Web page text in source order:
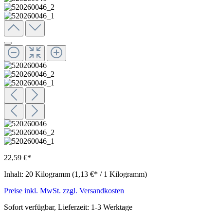
22,59 €*
Inhalt: 20 Kilogramm (1,13 €* / 1 Kilogramm)
Preise inkl. MwSt. zzgl. Versandkosten
Sofort verfügbar, Lieferzeit: 1-3 Werktage